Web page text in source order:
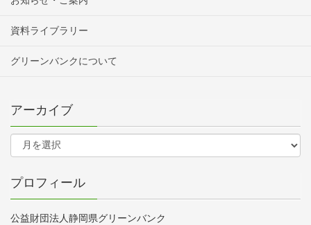
資料ライブラリー
グリーンバンクについて
アーカイブ
プロフィール
公益財団法人静岡県グリーンバンク